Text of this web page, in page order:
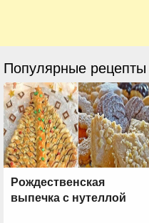
Популярные рецепты
Рождественская
выпечка с нутеллой